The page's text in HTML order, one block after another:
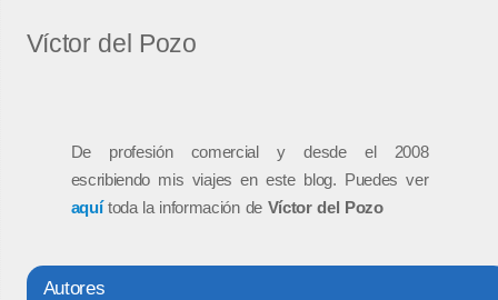
Víctor del Pozo
De profesión comercial y desde el 2008
escribiendo mis viajes en este blog. Puedes ver
aquítoda la información de Víctor del Pozo
Autores